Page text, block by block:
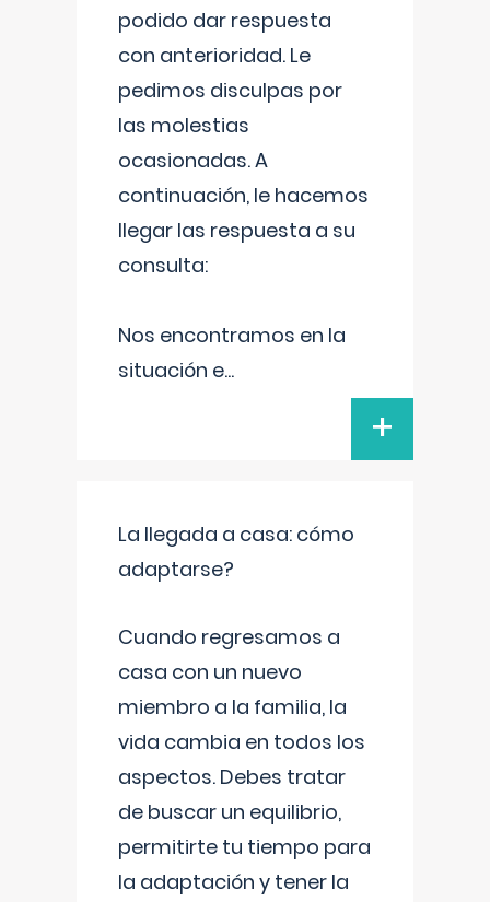
podido dar respuesta
con anterioridad. Le
pedimos disculpas por
las molestias
ocasionadas. A
continuación, le hacemos
llegar las respuesta a su
consulta:
Nos encontramos en la
situación e...
+
La llegada a casa: cómo
adaptarse?
Cuando regresamos a
casa con un nuevo
miembro a la familia, la
vida cambia en todos los
aspectos. Debes tratar
de buscar un equilibrio,
permitirte tu tiempo para
la adaptación y tener la